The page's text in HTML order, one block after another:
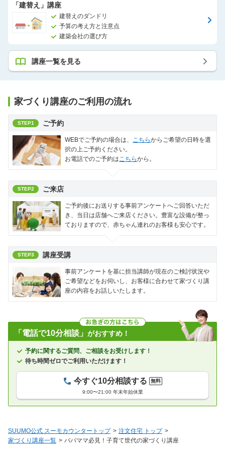
「建替え」講座
建替えのダンドリ
予算の考え方と注意点
建築会社の選び方
講座一覧を見る
家づくり講座のご利用の流れ
STEP1 ご予約
WEBでご予約の場合は、 こちらからご希望の日時を選
択の上ご予約ください。
お電話でのご予約はこちらから。
STEP2 ご来店
ご予約後にお送りする事前アンケートへご回答いただ
き、当日は店舗へご来店ください。豊富な設備が整っ
ておりますので、赤ちゃん連れのお客様も安心です。
STEP3 講座受講
事前アンケートを基に担当講師が現在のご検討状況や
ご希望などをお伺いし、お客様に合わせて家づくり講
座の内容をお話しいたします。
「電話で10分相談」 がおすすめ！
予約に関するご質問、ご相談をお受けします！
待ち時間ゼロでご利用いただけます！
今すぐ10分相談する
無料
9:00〜21:00 年末年始休業
SUUMO公式 スーモカウンタートップ
注文住宅 トップ
家づくり講座一覧
パパママ必見！子育て世代の家づくり講座